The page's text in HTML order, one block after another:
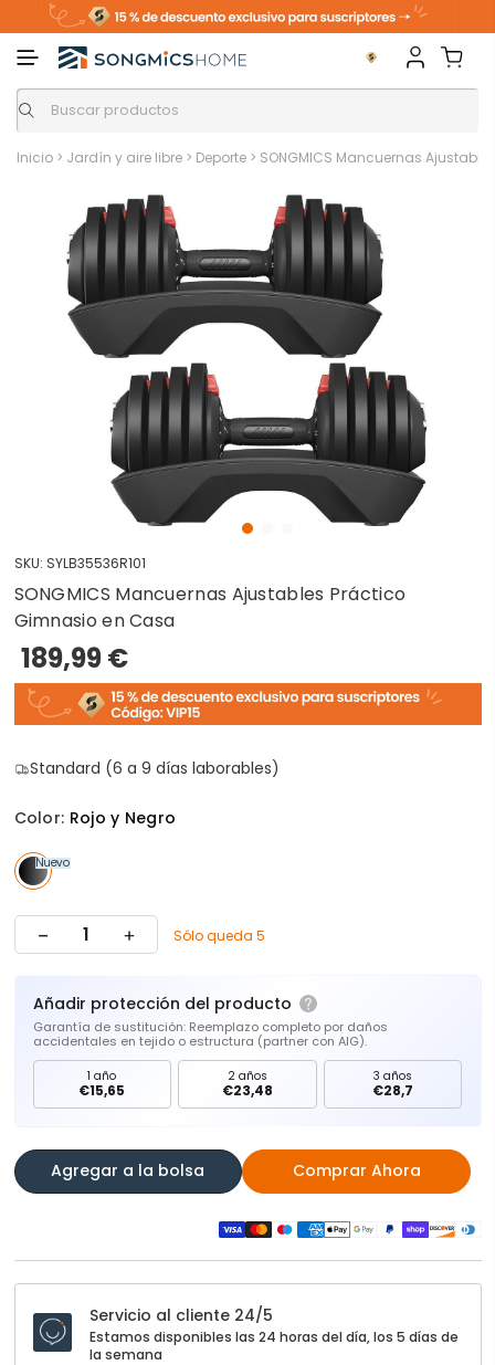
Inicio > Jardín y aire libre > Deporte > SONGMICS Mancuernas
SKU: SYLB35536R101
SONGMICS Mancuernas Ajustables Práctico
Gimnasio en Casa
189,99 €
Standard (6 a 9 días laborables)
Color: Rojo y Negro
Nuevo
Sólo queda 5
Añadir protección del producto
Garantía de sustitución: Reemplazo completo por daños
accidentales en tejido o estructura (partner con AIG).
1 año
€15,65
2 años
€23,48
3 años
€28,7
Agregar a la bolsa Comprar Ahora
Servicio al cliente 24/5
Estamos disponibles las 24 horas del día, los 5 días de
la semana